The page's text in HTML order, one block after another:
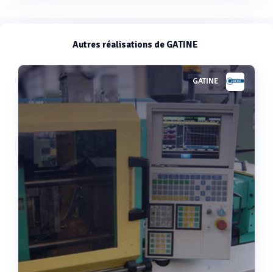
Autres réalisations de GATINE
GATINE